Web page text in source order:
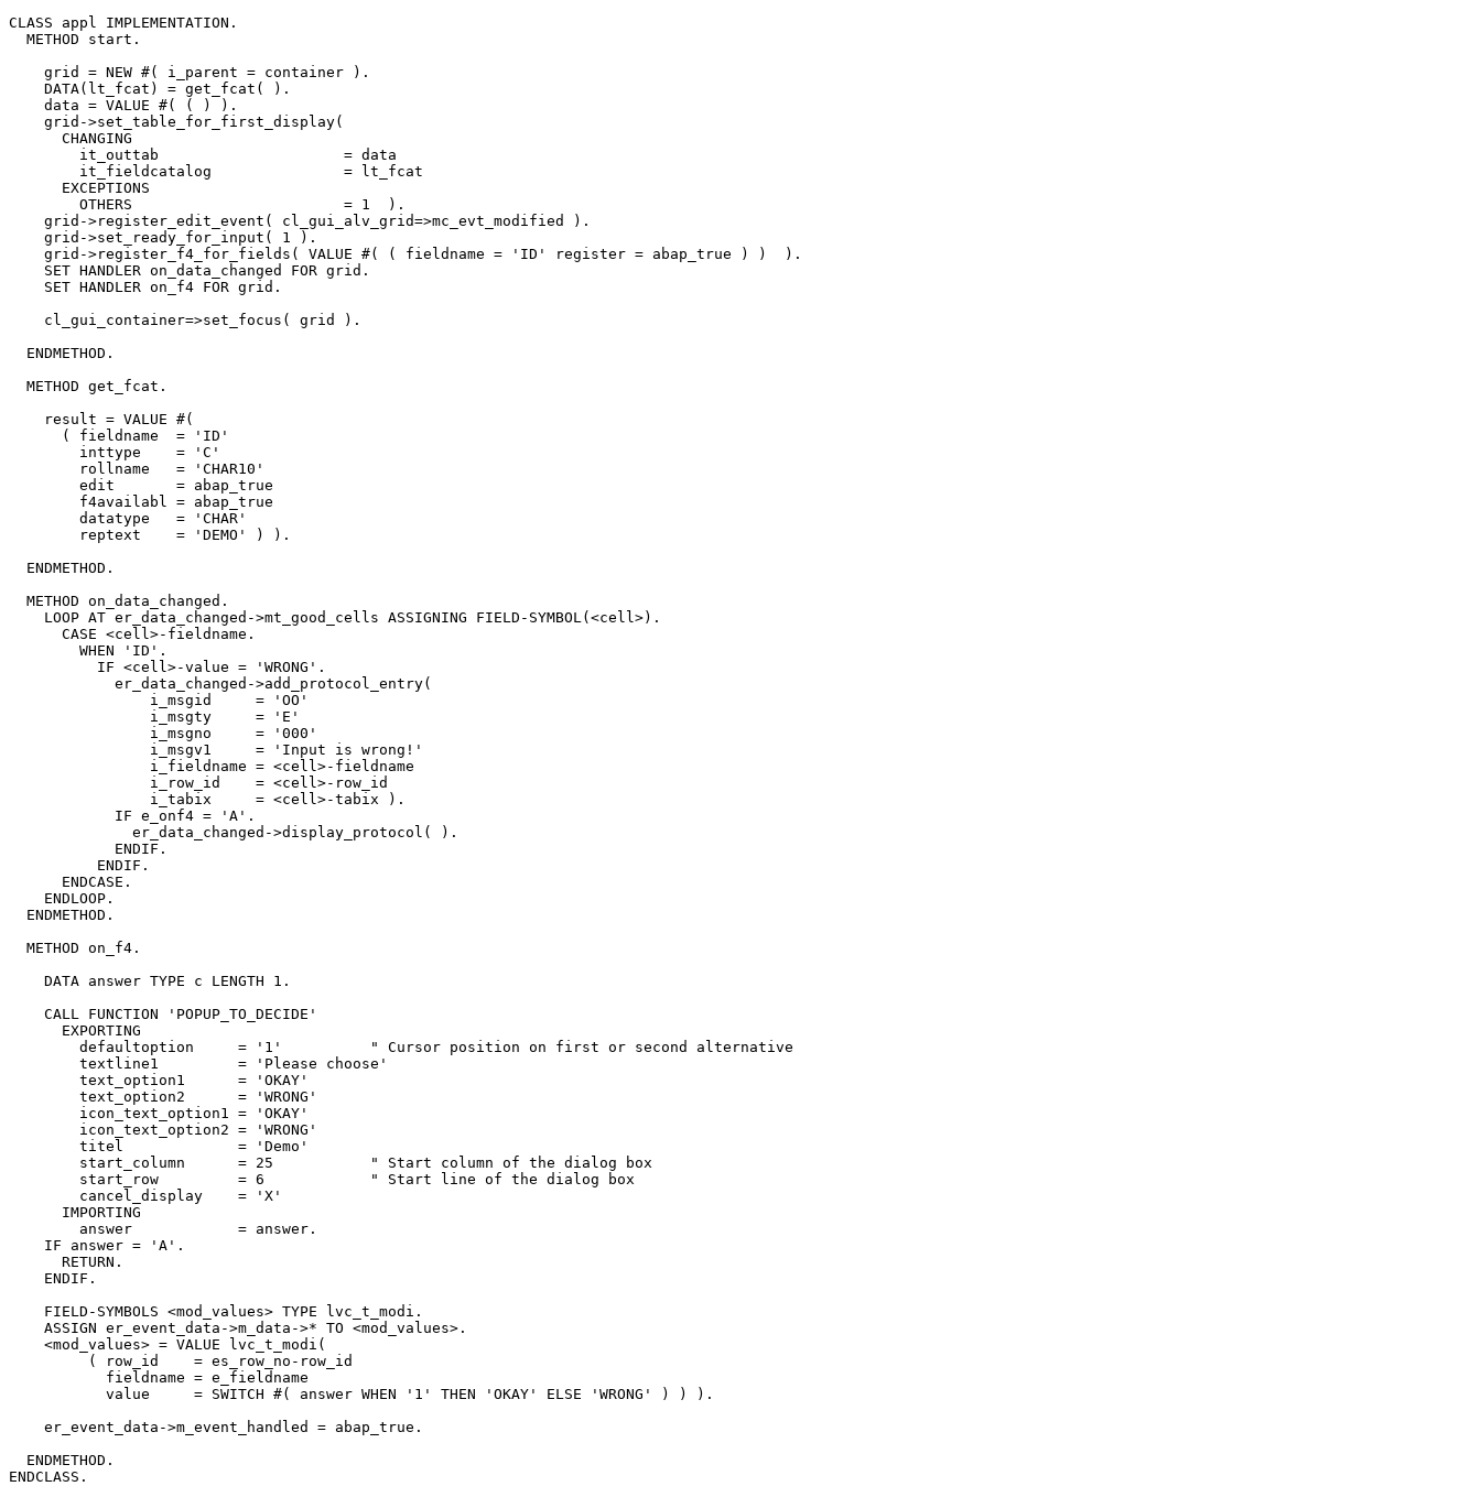
CLASS appl IMPLEMENTATION.
  METHOD start.
    grid = NEW #( i_parent = container ).
    DATA(lt_fcat) = get_fcat( ).
    data = VALUE #( ( ) ).
    grid->set_table_for_first_display(
      CHANGING
        it_outtab                     = data
        it_fieldcatalog               = lt_fcat
      EXCEPTIONS
        OTHERS                        = 1  ).
    grid->register_edit_event( cl_gui_alv_grid=>mc_evt_modified ).
    grid->set_ready_for_input( 1 ).
    grid->register_f4_for_fields( VALUE #( ( fieldname = 'ID' register = abap_true ) )  ).
    SET HANDLER on_data_changed FOR grid.
    SET HANDLER on_f4 FOR grid.
    cl_gui_container=>set_focus( grid ).
  ENDMETHOD.
  METHOD get_fcat.
    result = VALUE #(
      ( fieldname  = 'ID'
        inttype    = 'C'
        rollname   = 'CHAR10'
        edit       = abap_true
        f4availabl = abap_true
        datatype   = 'CHAR'
        reptext    = 'DEMO' ) ).
  ENDMETHOD.
  METHOD on_data_changed.
    LOOP AT er_data_changed->mt_good_cells ASSIGNING FIELD-SYMBOL(<cell>).
      CASE <cell>-fieldname.
        WHEN 'ID'.
          IF <cell>-value = 'WRONG'.
            er_data_changed->add_protocol_entry(
                i_msgid     = 'OO'
                i_msgty     = 'E'
                i_msgno     = '000'
                i_msgv1     = 'Input is wrong!'
                i_fieldname = <cell>-fieldname
                i_row_id    = <cell>-row_id
                i_tabix     = <cell>-tabix ).
            IF e_onf4 = 'A'.
              er_data_changed->display_protocol( ).
            ENDIF.
          ENDIF.
      ENDCASE.
    ENDLOOP.
  ENDMETHOD.
  METHOD on_f4.
    DATA answer TYPE c LENGTH 1.
    CALL FUNCTION 'POPUP_TO_DECIDE'
      EXPORTING
        defaultoption     = '1'          " Cursor position on first or second alternative
        textline1         = 'Please choose'
        text_option1      = 'OKAY'
        text_option2      = 'WRONG'
        icon_text_option1 = 'OKAY'
        icon_text_option2 = 'WRONG'
        titel             = 'Demo'
        start_column      = 25           " Start column of the dialog box
        start_row         = 6            " Start line of the dialog box
        cancel_display    = 'X'
      IMPORTING
        answer            = answer.
    IF answer = 'A'.
      RETURN.
    ENDIF.
    FIELD-SYMBOLS <mod_values> TYPE lvc_t_modi.
    ASSIGN er_event_data->m_data->* TO <mod_values>.
    <mod_values> = VALUE lvc_t_modi(
         ( row_id    = es_row_no-row_id
           fieldname = e_fieldname
           value     = SWITCH #( answer WHEN '1' THEN 'OKAY' ELSE 'WRONG' ) ) ).
    er_event_data->m_event_handled = abap_true.
  ENDMETHOD.
ENDCLASS.